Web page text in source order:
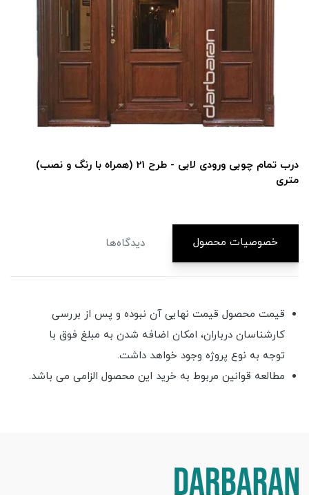
درب تمام چوبی ورودی لابی - طرح 21 (همراه با رنگ و نصب)
متری
خصوصیات محصول دیدگاه‌ها
قیمت محصول قیمت نهایی آن نبوده و پس از بررسی
کارشناسان درباران، امکان اضافه شدن به مبلغ فوق با
توجه به نوع پروژه وجود خواهد داشت.
مطالعه قوانین مربوط به خرید این محصول الزامی می باشد.